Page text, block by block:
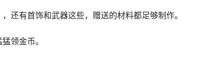
还有首饰和武器这些，赠送的材料都足够制作。
领金币。